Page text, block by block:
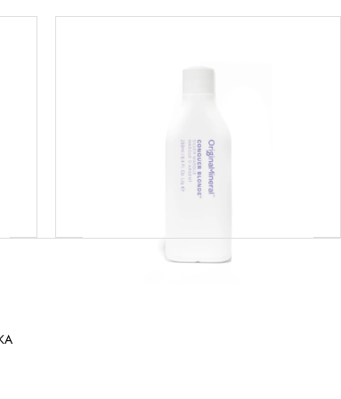
Conquer Blonde Masque
Dowiedz się więcej